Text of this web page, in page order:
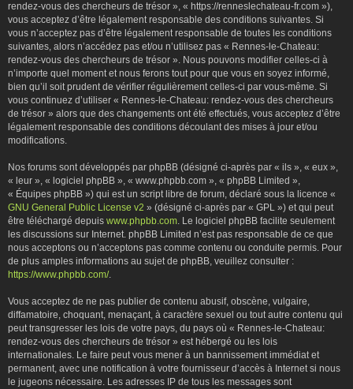
rendez-vous des chercheurs de trésor », « https://renneslechateau-fr.com »),
vous acceptez d’être légalement responsable des conditions suivantes. Si
vous n’acceptez pas d’être légalement responsable de toutes les conditions
suivantes, alors n’accédez pas et/ou n’utilisez pas « Rennes-le-Chateau:
rendez-vous des chercheurs de trésor ». Nous pouvons modifier celles-ci à
n’importe quel moment et nous ferons tout pour que vous en soyez informé,
bien qu’il soit prudent de vérifier régulièrement celles-ci par vous-même. Si
vous continuez d’utiliser « Rennes-le-Chateau: rendez-vous des chercheurs
de trésor » alors que des changements ont été effectués, vous acceptez d’être
légalement responsable des conditions découlant des mises à jour et/ou
modifications.
Nos forums sont développés par phpBB (désigné ci-après par « ils », « eux »,
« leur », « logiciel phpBB », « www.phpbb.com », « phpBB Limited »,
« Équipes phpBB ») qui est un script libre de forum, déclaré sous la licence «
GNU General Public License v2 » (désigné ci-après par « GPL ») et qui peut
être téléchargé depuis www.phpbb.com. Le logiciel phpBB facilite seulement
les discussions sur Internet. phpBB Limited n’est pas responsable de ce que
nous acceptons ou n’acceptons pas comme contenu ou conduite permis. Pour
de plus amples informations au sujet de phpBB, veuillez consulter :
https://www.phpbb.com/.
Vous acceptez de ne pas publier de contenu abusif, obscène, vulgaire,
diffamatoire, choquant, menaçant, à caractère sexuel ou tout autre contenu qui
peut transgresser les lois de votre pays, du pays où « Rennes-le-Chateau:
rendez-vous des chercheurs de trésor » est hébergé ou les lois
internationales. Le faire peut vous mener à un bannissement immédiat et
permanent, avec une notification à votre fournisseur d’accès à Internet si nous
le jugeons nécessaire. Les adresses IP de tous les messages sont